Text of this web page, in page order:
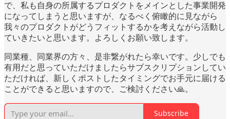
で、私も自身の所属するプロダクトをメインとした事業開発
になってしまうと思いますが、なるべく俯瞰的に見ながら
我々のプロダクトがどうフィットするかを考えながら活動し
ていきたいと思います。よろしくお願い致します。
同業種、同業界の方々、是非繋がれたら幸いです。少しでも
有用だと思っていただけましたらサブスクリプションしてい
ただければ、新しくポストしたタイミングでお手元に届ける
ことができると思いますので、ご検討ください🙏。
Subscribe